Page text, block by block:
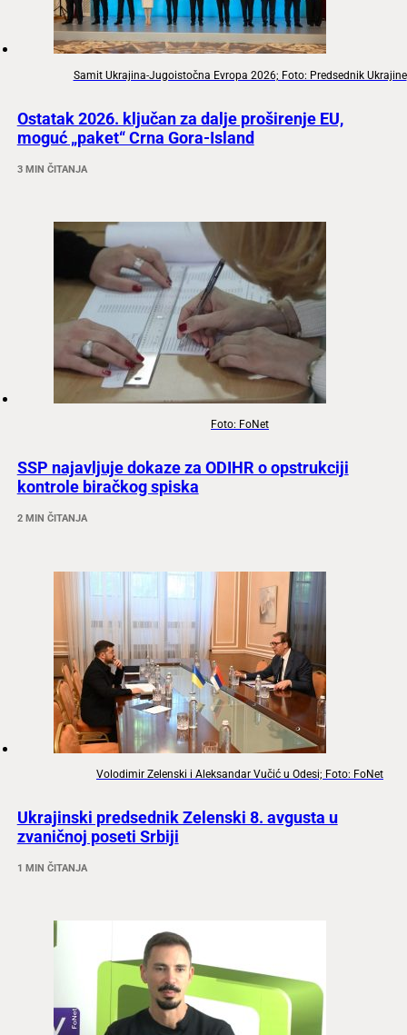
Samit Ukrajina-Jugoistočna Evropa 2026; Foto: Predsednik Ukrajine
Ostatak 2026. ključan za dalje proširenje EU,
moguć „paket“ Crna Gora-Island
3 MIN ČITANJA
Foto: FoNet
SSP najavljuje dokaze za ODIHR o opstrukciji
kontrole biračkog spiska
2 MIN ČITANJA
Volodimir Zelenski i Aleksandar Vučić u Odesi; Foto: FoNet
Ukrajinski predsednik Zelenski 8. avgusta u
zvaničnoj poseti Srbiji
1 MIN ČITANJA